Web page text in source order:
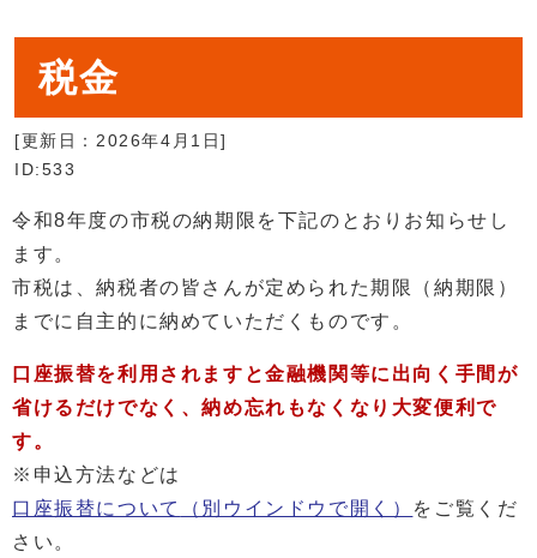
税金
[更新日： 2026年4月1日]
ID:533
令和8年度の市税の納期限を下記のとおりお知らせし
ます。
市税は、納税者の皆さんが定められた期限（納期限）
までに自主的に納めていただくものです。
口座振替を利用されますと金融機関等に出向く手間が
省けるだけでなく、納め忘れもなくなり大変便利で
す。
※申込方法などは
口座振替について
（別ウインドウで開く） をご覧くだ
さい。